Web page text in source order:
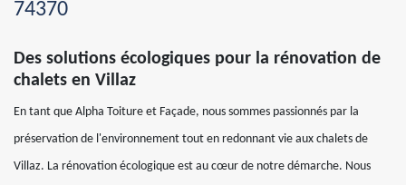
74370
Des solutions écologiques pour la rénovation de
chalets en Villaz
En tant que Alpha Toiture et Façade, nous sommes passionnés par la
préservation de l'environnement tout en redonnant vie aux chalets de
Villaz. La rénovation écologique est au cœur de notre démarche. Nous